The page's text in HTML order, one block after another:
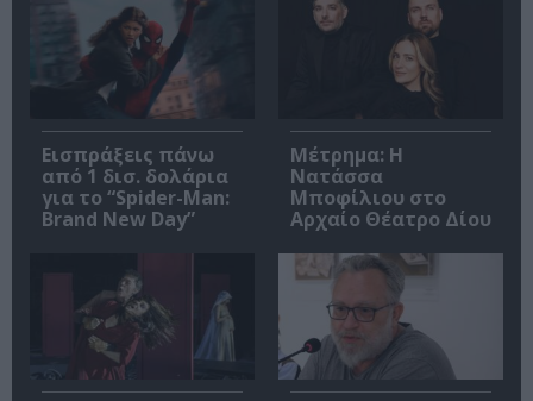
Εισπράξεις πάνω
από 1 δισ. δολάρια
για το “Spider-Man:
Brand New Day”
Μέτρημα: Η
Νατάσσα
Μποφίλιου στο
Αρχαίο Θέατρο Δίου